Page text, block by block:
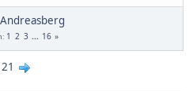
1 2 3 ... 16
21